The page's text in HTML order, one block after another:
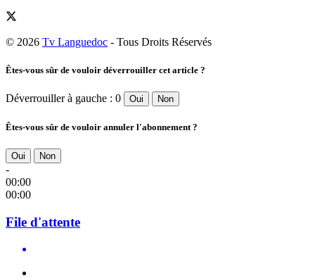
© 2026 Tv Languedoc - Tous Droits Réservés
Êtes-vous sûr de vouloir déverrouiller cet article ?
Déverrouiller à gauche : 0 Oui Non
Êtes-vous sûr de vouloir annuler l'abonnement ?
Oui Non
-
00:00
00:00
File d'attente